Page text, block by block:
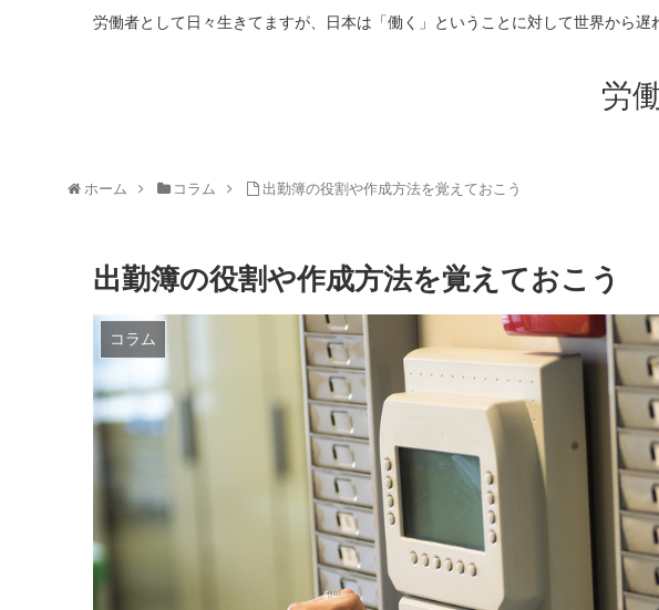
労働者として日々生きてますが、日本は「働く」ということに対して世界から
労
ホーム コラム 出勤簿の役割や作成方法を覚えておこう
出勤簿の役割や作成方法を覚えておこう
コラム